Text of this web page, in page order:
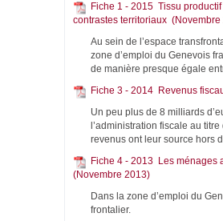
Fiche 1 - 2015 Tissu
contrastes territoriaux (Novembre
Au sein de l’espace
zone d’emploi du Genevois
de manière presque égale
Fiche 3 - 2014 Revenus
Un peu plus de 8 milliards
l’administration fiscale au
revenus ont leur source hors
Fiche 4 - 2013 Les ménages
(Novembre 2013)
Dans la zone d’emploi du
frontalier.